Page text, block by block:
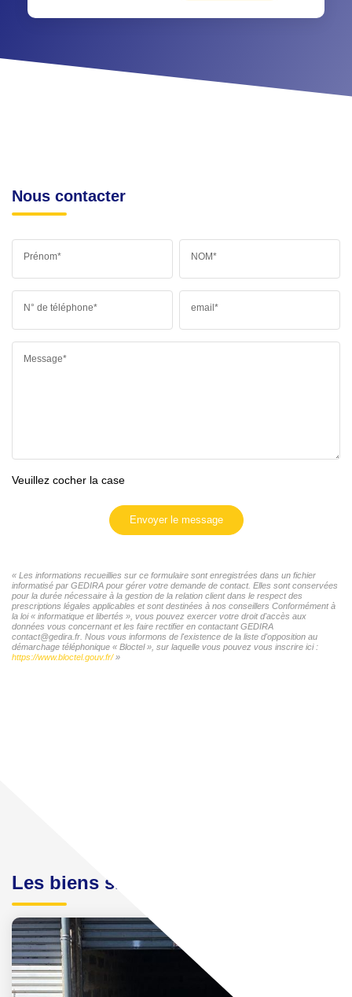
Nous contacter
Prénom* NOM*
N° de téléphone* email*
Message*
Veuillez cocher la case
Envoyer le message
« Les informations recueillies sur ce formulaire sont enregistrées dans un fichier
informatisé par GEDIRA pour gérer votre demande de contact. Elles sont conservées
pour la durée nécessaire à la gestion de la relation client dans le respect des
prescriptions légales applicables et sont destinées à nos conseillers Conformément à
la loi « informatique et libertés », vous pouvez exercer votre droit d'accès aux
données vous concernant et les faire rectifier en contactant GEDIRA
contact@gedira.fr. Nous vous informons de l'existence de la liste d'opposition au
démarchage téléphonique « Bloctel », sur laquelle vous pouvez vous inscrire ici :
https://www.bloctel.gouv.fr/»
Les biens similaires